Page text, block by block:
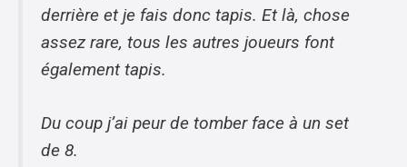
derrière et je fais donc tapis. Et là, chose
assez rare, tous les autres joueurs font
également tapis.
Du coup j’ai peur de tomber face à un set
de 8.